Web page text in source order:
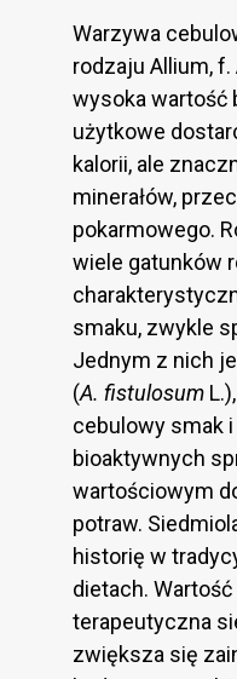
Warzywa
rodzaju Allium, f.
wysoka wartość
użytkowe
kalorii, ale
minerałów,
pokarmowego.
wiele gatunków
smaku, zwykle
Jednym z nich
(A. fistulosum
cebulowy smak
bioaktywnych
wartościowym
potraw.
historię w
dietach.
terapeutyczna
zwiększa się